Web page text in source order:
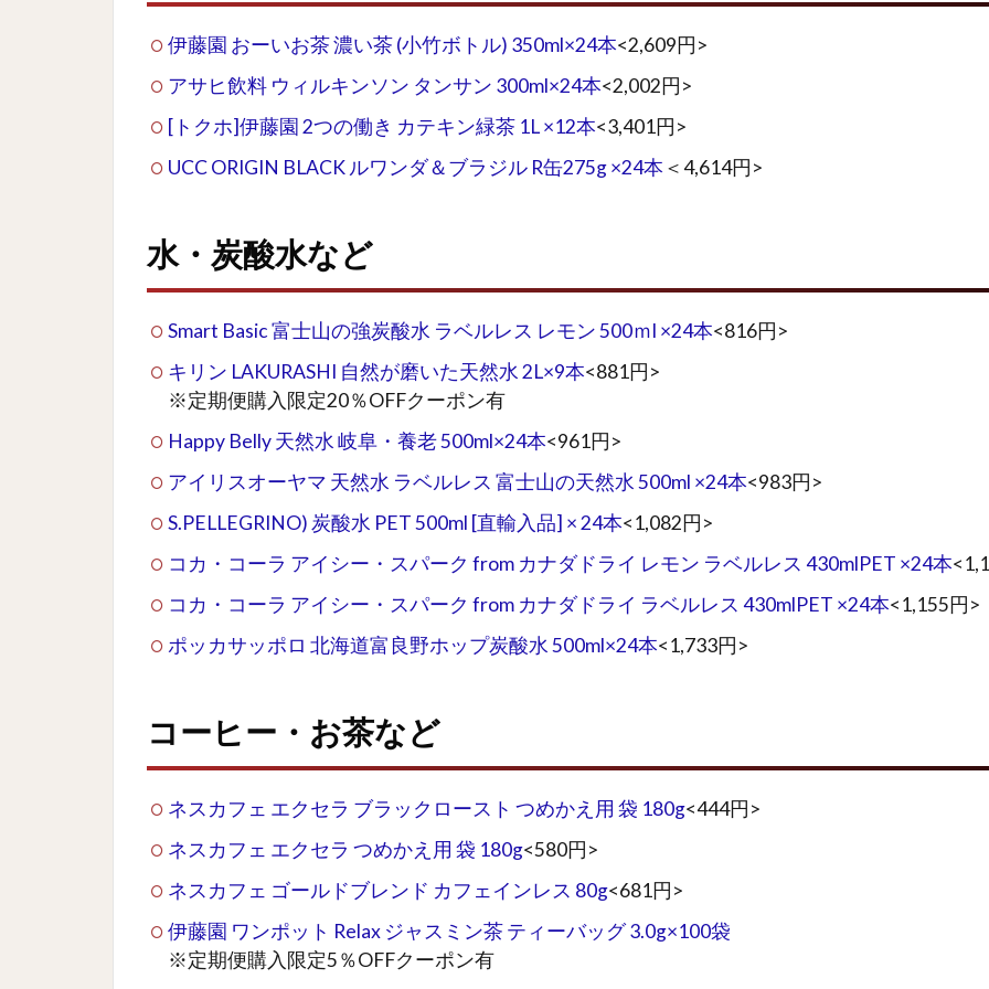
伊藤園 おーいお茶 濃い茶 (小竹ボトル) 350ml×24本<2,609円>
アサヒ飲料 ウィルキンソン タンサン 300ml×24本<2,002円>
[トクホ]伊藤園 2つの働き カテキン緑茶 1L ×12本<3,401円>
UCC ORIGIN BLACK ルワンダ＆ブラジル R缶275g ×24本 ＜4,614円>
水・炭酸水など
Smart Basic 富士山の強炭酸水 ラベルレス レモン 500ｍl ×24本<816円>
キリン LAKURASHI 自然が磨いた天然水 2L×9本<881円>
※定期便購入限定20％OFFクーポン有
Happy Belly 天然水 岐阜・養老 500ml×24本<961円>
アイリスオーヤマ 天然水 ラベルレス 富士山の天然水 500ml ×24本<983円>
S.PELLEGRINO) 炭酸水 PET 500ml [直輸入品] × 24本<1,082円>
コカ・コーラ アイシー・スパーク from カナダドライ レモン ラベルレス 430mlPET ×24本
コカ・コーラ アイシー・スパーク from カナダドライ ラベルレス 430mlPET ×24本<1,155円>
ポッカサッポロ 北海道富良野ホップ炭酸水 500ml×24本<1,733円>
コーヒー・お茶など
ネスカフェ エクセラ ブラックロースト つめかえ用 袋 180g<444円>
ネスカフェ エクセラ つめかえ用 袋 180g<580円>
ネスカフェ ゴールドブレンド カフェインレス 80g<681円>
伊藤園 ワンポット Relax ジャスミン茶 ティーバッグ 3.0g×100袋
※定期便購入限定5％OFFクーポン有